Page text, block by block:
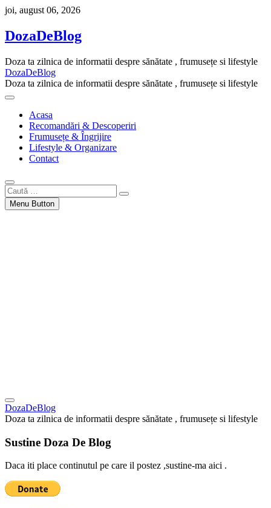
Skip
content
joi, august 06, 2026
DozaDeBlog
Doza ta zilnica de informatii despre sănătate , frumusețe si lifestyle
DozaDeBlog
Doza ta zilnica de informatii despre sănătate , frumusețe si lifestyle
Acasa
Recomandări & Descoperiri
Frumusețe & Îngrijire
Lifestyle & Organizare
Contact
Caută
…Menu Button
DozaDeBlog
Doza ta zilnica de informatii despre sănătate , frumusețe si lifestyle
Sustine Doza De Blog
Daca iti place continutul pe care il postez ,sustine-ma aici .